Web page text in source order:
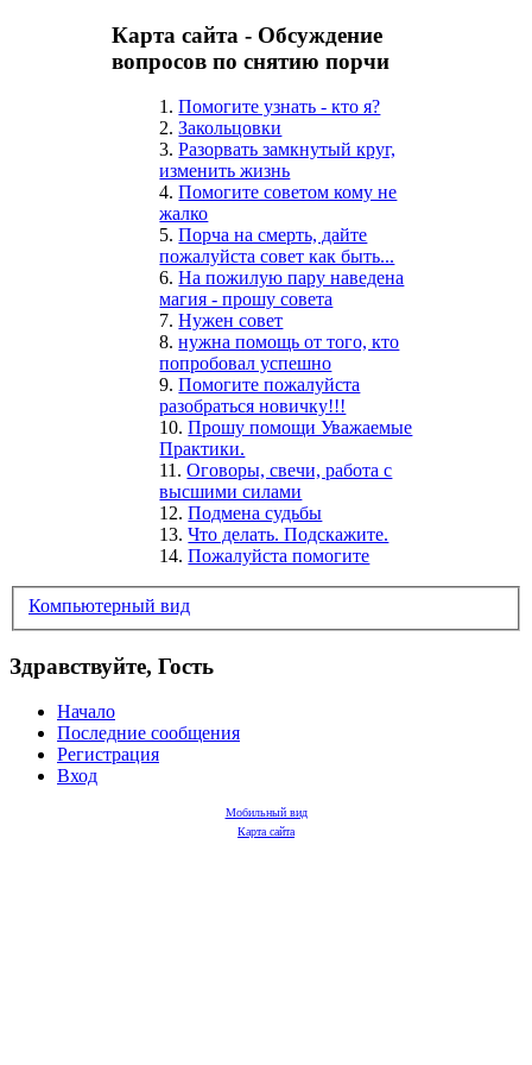
Карта сайта - Обсуждение
вопросов по снятию порчи
1.Помогите узнать - кто я?
2.Закольцовки
3.Разорвать замкнутый круг,
изменить жизнь
4.Помогите советом кому не
жалко
5.Порча на смерть, дайте
пожалуйста совет как быть...
6.На пожилую пару наведена
магия - прошу совета
7.Нужен совет
8.нужна помощь от того, кто
попробовал успешно
9.Помогите пожалуйста
разобраться новичку!!!
10.Прошу помощи Уважаемые
Практики.
11.Оговоры, свечи, работа с
высшими силами
12.Подмена судьбы
13.Что делать. Подскажите.
14.Пожалуйста помогите
Компьютерный вид
Здравствуйте, Гость
Начало
Последние сообщения
Регистрация
Вход
Мобильный вид
Карта сайта